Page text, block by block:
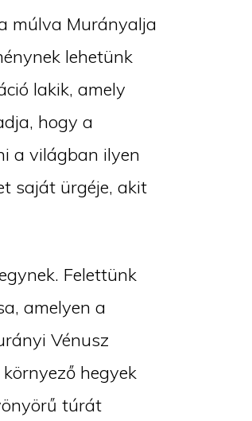
múlva Murányalja
lehetünk
lakik, amely
hogy a
a világban ilyen
saját ürgéje, akit
Felettünk
amelyen a
Vénusz
hegyek
túrát